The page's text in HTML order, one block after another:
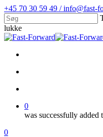
Skip
to
main
content
+45 70 30 59 49 / info@fast-
lukke
Close
0
was successfully added
Menu
search
account
0